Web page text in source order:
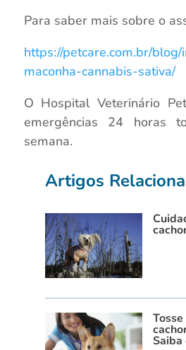
Para saber mais sobre o
https://petcare.com.br/
maconha-cannabis-sativa/
O Hospital Veterinário
emergências 24 horas
semana.
Artigos